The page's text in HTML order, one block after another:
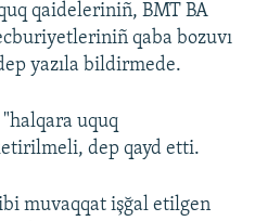
qaideleriniñ, BMT BA
qaba bozuvı
yazıla bildirmede.
uquq
dep qayd etti.
muvaqqat işğal etilgen